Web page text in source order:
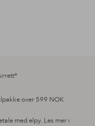
over 599 NOK
med elpy. Les mer i